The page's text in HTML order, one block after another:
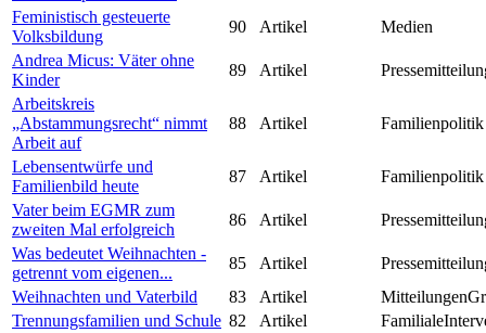
Feministisch gesteuerte
Volksbildung
90 Artikel
Medien
Andrea Micus: Väter ohne
Kinder
89 Artikel
Arbeitskreis
„Abstammungsrecht“ nimmt
Arbeit auf
88 Artikel Familienpolitik
Lebensentwürfe und
Familienbild heute
87 Artikel
Familienpolitik
Vater beim EGMR zum
zweiten Mal erfolgreich
86 Artikel
Was bedeutet Weihnachten -
getrennt vom eigenen...
85 Artikel
Weihnachten und Vaterbild
83 Artikel
Trennungsfamilien und Schule 82 Artikel